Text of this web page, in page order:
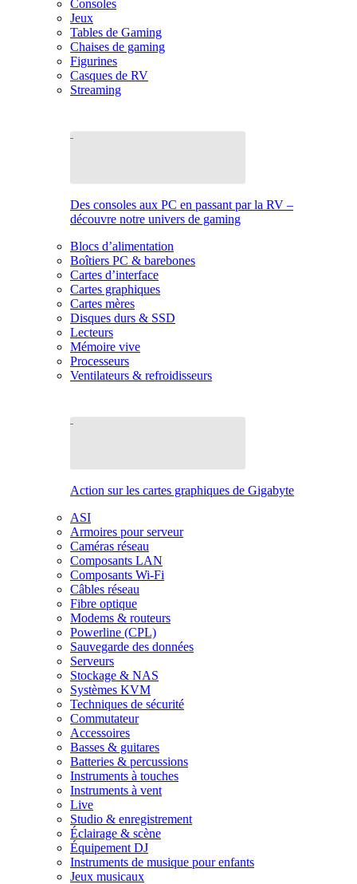
Consoles
Jeux
Tables de Gaming
Chaises de gaming
Figurines
Casques de RV
Streaming
Des consoles aux PC en passant par la RV –
découvre notre univers de gaming
Blocs d’alimentation
Boîtiers PC & barebones
Cartes d’interface
Cartes graphiques
Cartes mères
Disques durs & SSD
Lecteurs
Mémoire vive
Processeurs
Ventilateurs & refroidisseurs
Action sur les cartes graphiques de Gigabyte
ASI
Armoires pour serveur
Caméras réseau
Composants LAN
Composants Wi-Fi
Câbles réseau
Fibre optique
Modems & routeurs
Powerline (CPL)
Sauvegarde des données
Serveurs
Stockage & NAS
Systèmes KVM
Techniques de sécurité
Commutateur
Accessoires
Basses & guitares
Batteries & percussions
Instruments à touches
Instruments à vent
Live
Studio & enregistrement
Éclairage & scène
Équipement DJ
Instruments de musique pour enfants
Jeux musicaux